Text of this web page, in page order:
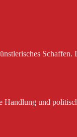
und